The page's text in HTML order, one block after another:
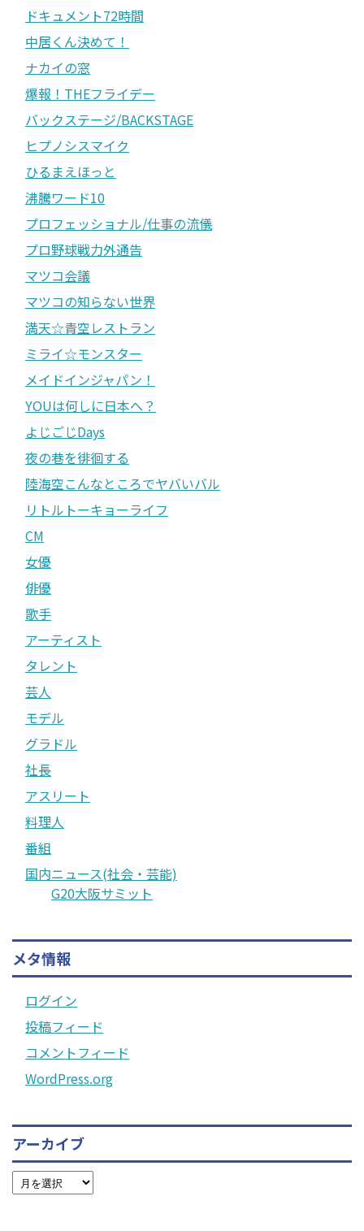
ドキュメント72時間
中居くん決めて！
ナカイの窓
爆報！THEフライデー
バックステージ/BACKSTAGE
ヒプノシスマイク
ひるまえほっと
沸騰ワード10
プロフェッショナル/仕事の流儀
プロ野球戦力外通告
マツコ会議
マツコの知らない世界
満天☆青空レストラン
ミライ☆モンスター
メイドインジャパン！
YOUは何しに日本へ？
よじごじDays
夜の巷を徘徊する
陸海空こんなところでヤバいバル
リトルトーキョーライフ
CM
女優
俳優
歌手
アーティスト
タレント
芸人
モデル
グラドル
社長
アスリート
料理人
番組
国内ニュース(社会・芸能)
G20大阪サミット
メタ情報
ログイン
投稿フィード
コメントフィード
WordPress.org
アーカイブ